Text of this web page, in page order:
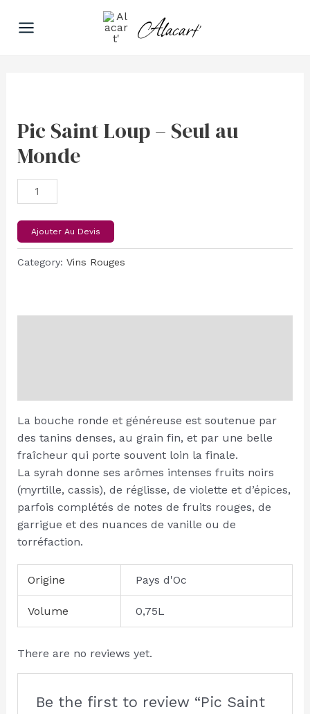
Alacart'
Pic Saint Loup – Seul au
Monde
Loup
-
Seul
Monde
quantity
Ajouter Au Devis
Category: Vins Rouges
La bouche ronde et généreuse est soutenue par
des tanins denses, au grain fin, et par une belle
fraîcheur qui porte souvent loin la finale.
La syrah donne ses arômes intenses fruits noirs
(myrtille, cassis), de réglisse, de violette et d’épices,
parfois complétés de notes de fruits rouges, de
garrigue et des nuances de vanille ou de
torréfaction.
Origine Pays d'Oc
Volume 0,75L
There are no reviews yet.
Be the first to review “Pic Saint